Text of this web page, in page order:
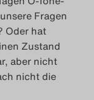
Fragen
Oder hat
Zustand
aber nicht
nicht die